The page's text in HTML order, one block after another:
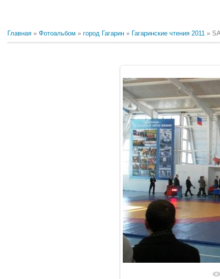
Главная » Фотоальбом » город Гагарин » Гагаринские чтения 2011 »
В